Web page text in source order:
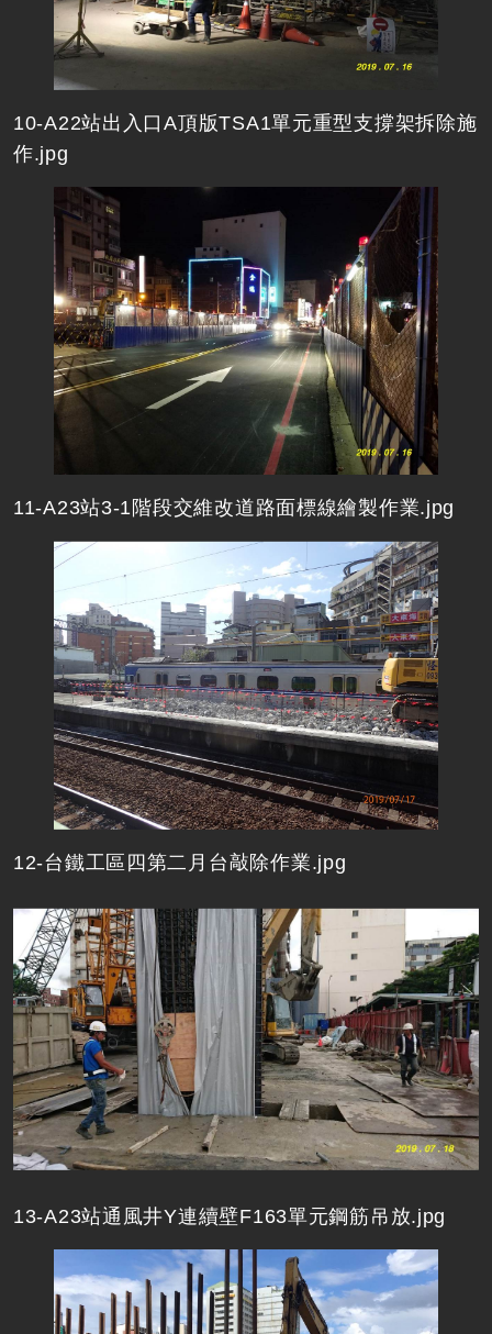
10-A22站出入口A頂版TSA1單元重型支撐架拆除施
作.jpg
11-A23站3-1階段交維改道路面標線繪製作業.jpg
12-台鐵工區四第二月台敲除作業.jpg
13-A23站通風井Y連續壁F163單元鋼筋吊放.jpg